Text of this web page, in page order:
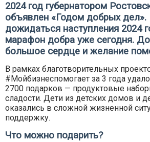
2024 год губернатором
объявлен «Годом добрых дел».
дожидаться наступления 2024
марафон добра уже сегодня.
большое сердце и желание
В рамках благотворительных
#Мойбизнеспомогает за 3 года
2700 подарков — продуктовые
сладости. Дети из детских домов и
оказались в сложной жизненной
поддержку.
Что можно подарить?